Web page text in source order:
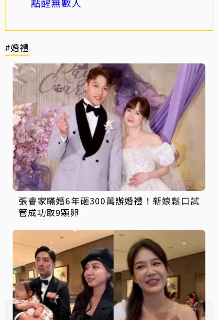
#婚禮
張睿家瞞婚6年砸300萬辦婚禮！新娘鬆口試
管成功取9顆卵